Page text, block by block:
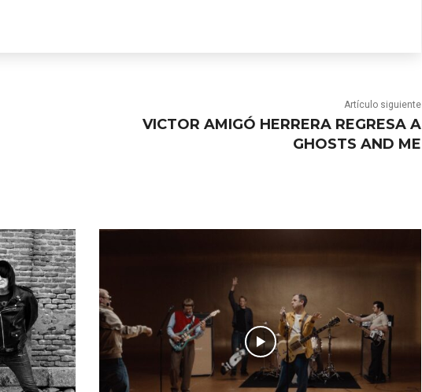
Artículo siguiente
VICTOR AMIGÓ HERRERA REGRESA A
GHOSTS AND ME